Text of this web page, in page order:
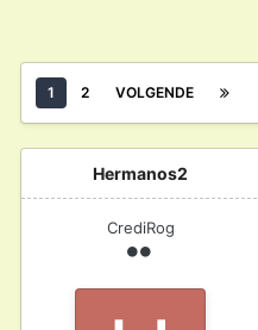
1 2 VOLGENDE
Hermanos2
CrediRog